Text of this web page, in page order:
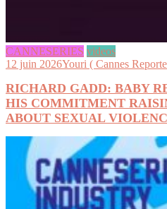
CANNESERIES videos
12 juin 2026Youri ( Cannes
RICHARD GADD: BABY
HIS COMMITMENT
ABOUT SEXUAL